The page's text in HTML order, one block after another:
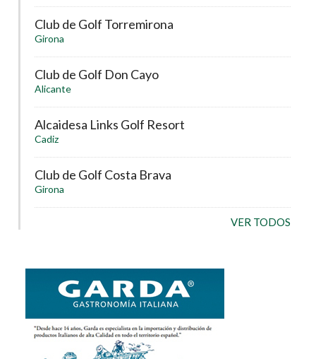
Club de Golf Torremirona
Girona
Club de Golf Don Cayo
Alicante
Alcaidesa Links Golf Resort
Cadiz
Club de Golf Costa Brava
Girona
VER TODOS